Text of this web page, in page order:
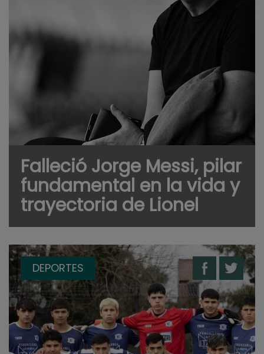
Falleció Jorge Messi, pilar
fundamental en la vida y
trayectoria de Lionel
DEPORTES